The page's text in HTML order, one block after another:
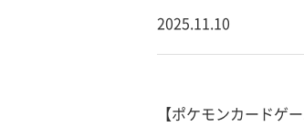
2025.11.10
【ポケモンカードゲ